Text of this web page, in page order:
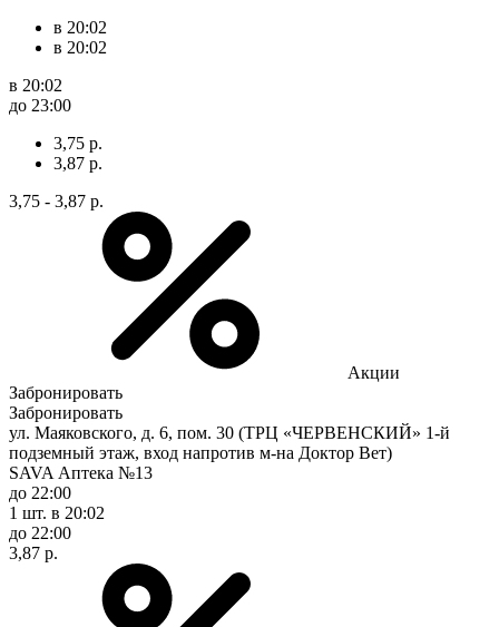
в 20:02
в 20:02
в 20:02
до 23:00
3,75 р.
3,87 р.
3,75 - 3,87 р.
Акции
Забронировать
Забронировать
ул. Маяковского, д. 6, пом. 30 (ТРЦ «ЧЕРВЕНСКИЙ» 1-й
подземный этаж, вход напротив м-на Доктор Вет)
SAVA Аптека №13
до 22:00
1 шт. в 20:02
до 22:00
3,87 р.